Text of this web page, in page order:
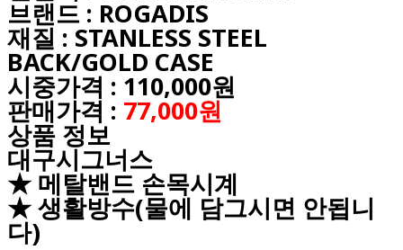
브랜드 : ROGADIS
재질 : STANLESS STEEL
BACK/GOLD CASE
시중가격 : 110,000원
판매가격 : 77,000원
상품 정보
대구시그너스
★ 메탈밴드 손목시계
★ 생활방수(물에 담그시면 안됩니
다)